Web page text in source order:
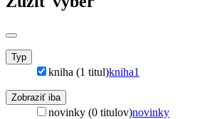
Typ
kniha (1 titul)kniha1
Zobraziť iba
novinky (0 titulov)novinky